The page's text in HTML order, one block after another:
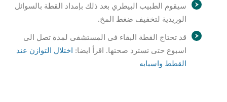
سيقوم الطبيب البيطري بعد ذلك بإمداد القطة بالسوائل
الوريدية لتخفيف ضغط المخ.
قد تحتاج القطة البقاء فى المستشفى لمدة تصل الى
اسبوع حتى تسترد صحتها. اقرأ ايضا: اختلال التوازن عند
القطط واسبابه